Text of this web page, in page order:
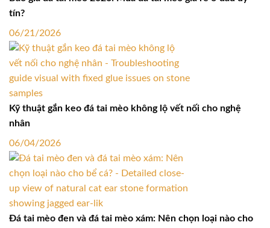
tín?
06/21/2026
Kỹ thuật gắn keo đá tai mèo không lộ vết nối cho nghệ
nhân
06/04/2026
Đá tai mèo đen và đá tai mèo xám: Nên chọn loại nào cho